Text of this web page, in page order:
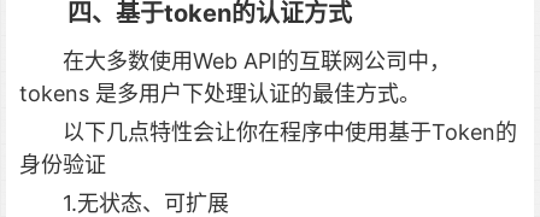
四、基于token的认证方式
在大多数使用Web API的互联网公司中，
tokens 是多用户下处理认证的最佳方式。
以下几点特性会让你在程序中使用基于Token的
身份验证
1.无状态、可扩展